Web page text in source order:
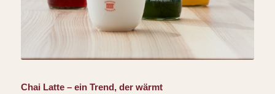
Chai Latte – ein Trend, der wärmt